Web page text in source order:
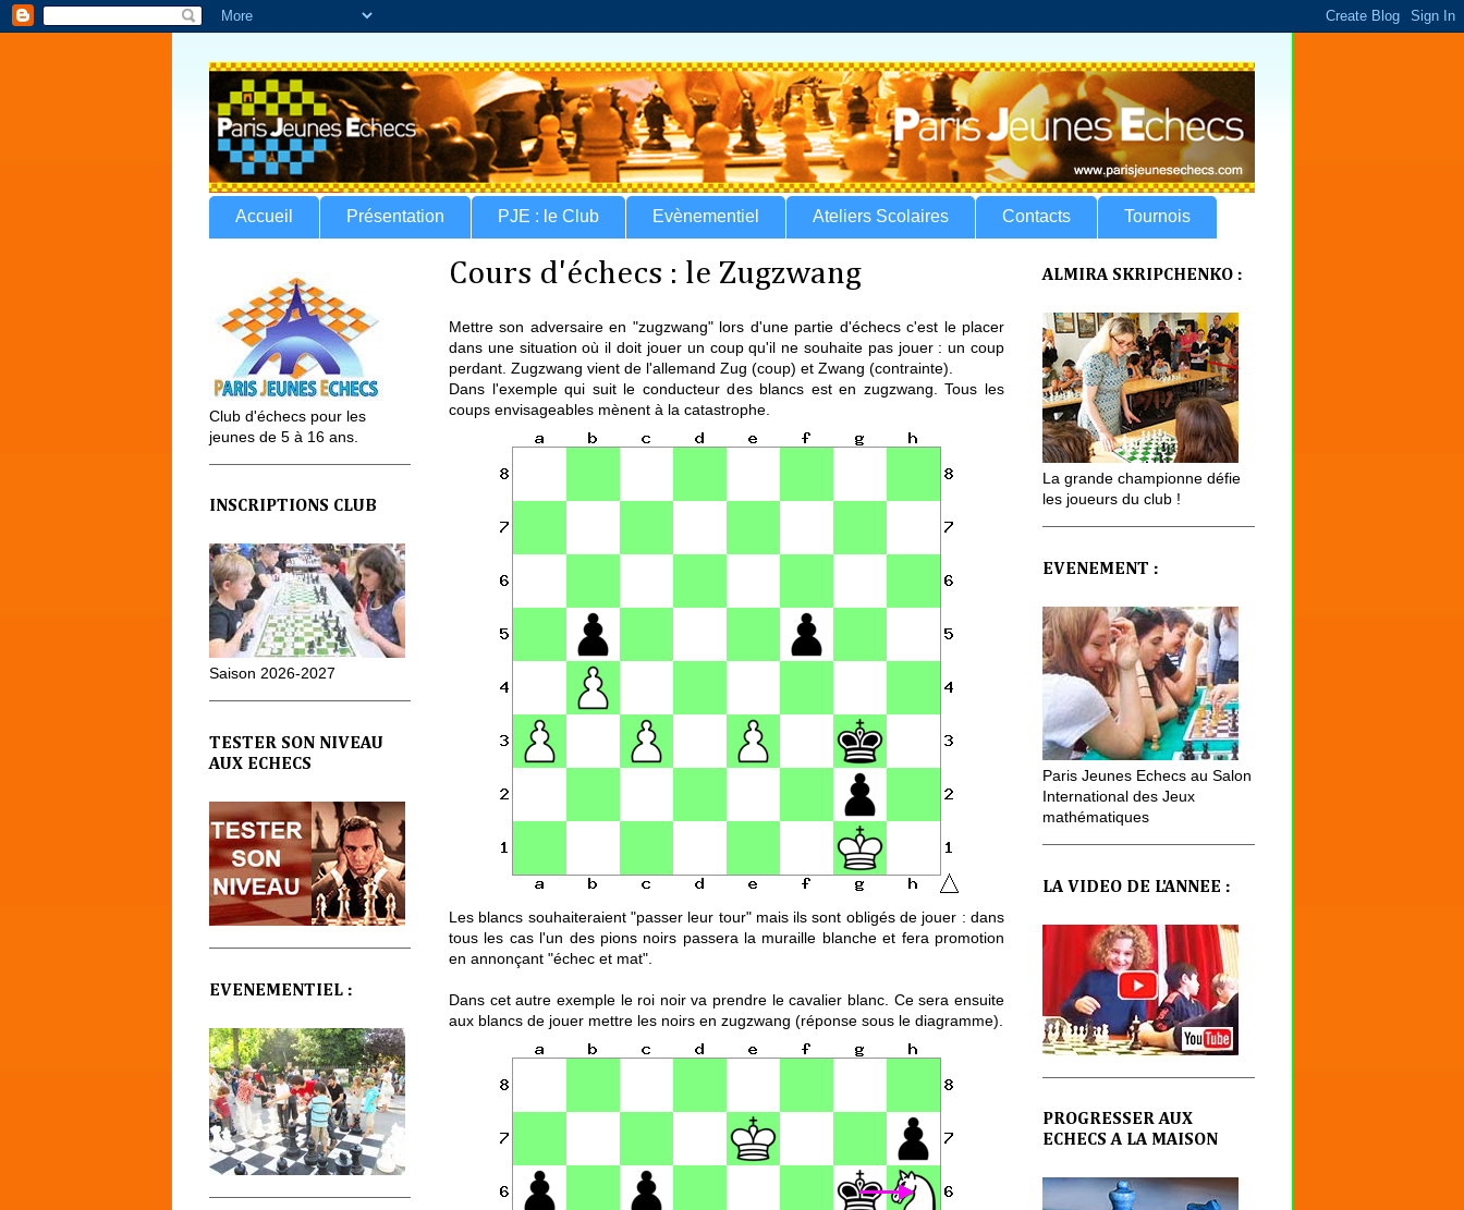
Accueil Présentation PJE : le Club Evènementiel Ateliers Scolaires Contacts Tournois
Cours d'échecs : le Zugzwang
Mettre son adversaire en "zugzwang" lors d'une partie d'échecs c'est le placer
dans une situation où il doit jouer un coup qu'il ne souhaite pas jouer : un coup
perdant. Zugzwang vient de l'allemand Zug (coup) et Zwang (contrainte).
Dans l'exemple qui suit le conducteur des blancs est en zugzwang. Tous les
coups envisageables mènent à la catastrophe.
Les blancs souhaiteraient "passer leur tour" mais ils sont obligés de jouer : dans
tous les cas l'un des pions noirs passera la muraille blanche et fera promotion
en annonçant "échec et mat".
Dans cet autre exemple le roi noir va prendre le cavalier blanc. Ce sera ensuite
aux blancs de jouer mettre les noirs en zugzwang (réponse sous le diagramme).
Club d'échecs pour les
jeunes de 5 à 16 ans.
INSCRIPTIONS CLUB
Saison 2026-2027
TESTER SON NIVEAU
AUX ECHECS
EVENEMENTIEL :
ALMIRA SKRIPCHENKO :
La grande championne défie
les joueurs du club !
EVENEMENT :
Paris Jeunes Echecs au Salon
International des Jeux
mathématiques
LA VIDEO DE L'ANNEE :
PROGRESSER AUX
ECHECS A LA MAISON